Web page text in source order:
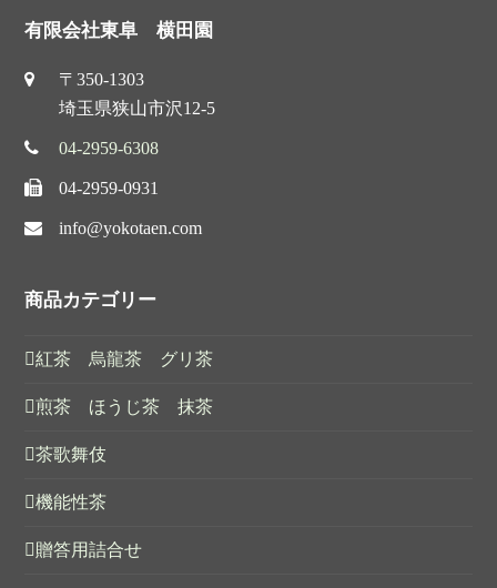
有限会社東阜 横田園
〒350-1303
埼玉県狭山市沢12-5
04-2959-6308
04-2959-0931
info@yokotaen.com
商品カテゴリー
紅茶 烏龍茶 グリ茶
煎茶 ほうじ茶 抹茶
茶歌舞伎
機能性茶
贈答用詰合せ